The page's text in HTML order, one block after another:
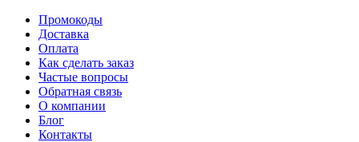
Промокоды
Доставка
Оплата
Как сделать заказ
Частые вопросы
Обратная связь
О компании
Блог
Контакты